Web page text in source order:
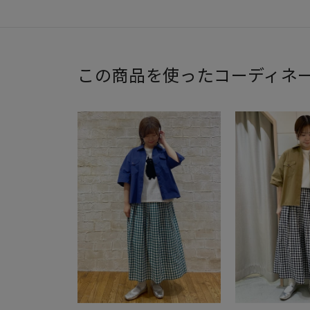
この商品を使ったコーディネ